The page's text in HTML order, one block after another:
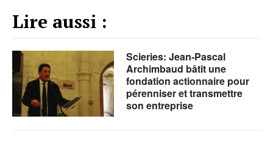
Lire aussi :
Scieries: Jean-Pascal
Archimbaud bâtit une
fondation actionnaire pour
pérenniser et transmettre
son entreprise